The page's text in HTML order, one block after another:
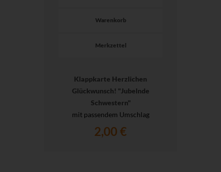
Warenkorb
Merkzettel
Klappkarte Herzlichen
Glückwunsch! "Jubelnde
Schwestern"
mit passendem Umschlag
2,00 €